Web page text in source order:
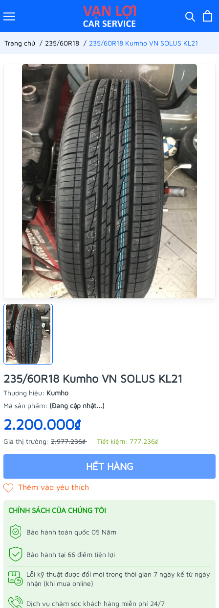
Trang chủ 235/60R18 235/60R18 Kumho VN SOLUS KL21
235/60R18 Kumho VN SOLUS KL21
Thương hiệu: Kumho
Mã sản phẩm: (Đang cập nhật...)
2.200.000₫
Giá thị trường: 2.977.236₫ Tiết kiệm: 777.236₫
HẾT HÀNG
CHÍNH SÁCH CỦA CHÚNG TÔI
Bảo hành toàn quốc 05 Năm
Bảo hành tại 66 điểm tiện lợi
Lỗi kỹ thuật được đổi mới trong thời gian 7 ngày kể từ ngày
nhận (khi mua online)
Dịch vụ chăm sóc khách hàng miễn phí 24/7